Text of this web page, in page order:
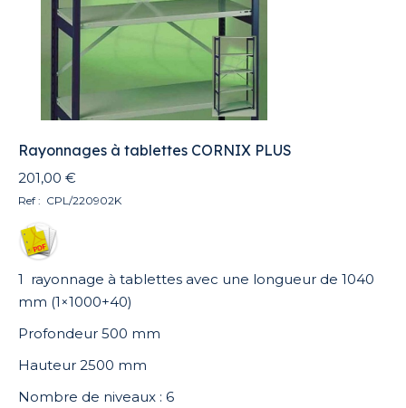
Rayonnages à tablettes CORNIX PLUS
201,00 €
Ref : CPL/220902K
1 rayonnage à tablettes avec une longueur de 1040
mm (1×1000+40)
Profondeur 500 mm
Hauteur 2500 mm
Nombre de niveaux : 6